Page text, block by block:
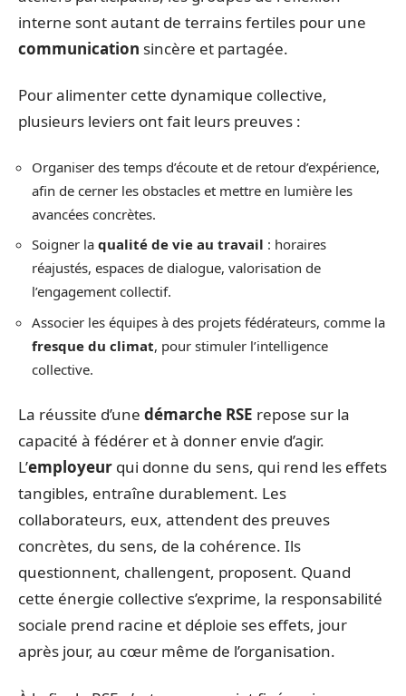
interne sont autant de terrains fertiles pour une
communication sincère et partagée.
Pour alimenter cette dynamique collective,
plusieurs leviers ont fait leurs preuves :
Organiser des temps d’écoute et de retour d’expérience,
afin de cerner les obstacles et mettre en lumière les
avancées concrètes.
Soigner la qualité de vie au travail : horaires
réajustés, espaces de dialogue, valorisation de
l’engagement collectif.
Associer les équipes à des projets fédérateurs, comme la
fresque du climat, pour stimuler l’intelligence
collective.
La réussite d’une démarche RSE repose sur la
capacité à fédérer et à donner envie d’agir.
L’employeur qui donne du sens, qui rend les effets
tangibles, entraîne durablement. Les
collaborateurs, eux, attendent des preuves
concrètes, du sens, de la cohérence. Ils
questionnent, challengent, proposent. Quand
cette énergie collective s’exprime, la responsabilité
sociale prend racine et déploie ses effets, jour
après jour, au cœur même de l’organisation.